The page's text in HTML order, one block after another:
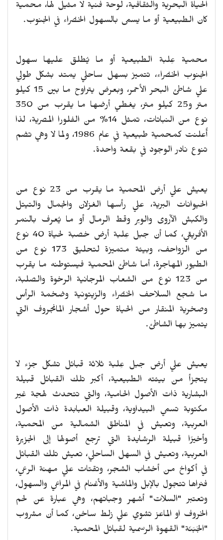
الحياة البحرية والثقافية، لوحة فنية لا مثيل لها، محمية
كان الطبيعية أو ما يسمى بالسهول الخضراء في الجنوب.
محمية عِلبة الطبيعية أو ما يُطلق عليها سهول
الجنوب الخضراء، تتميز بسهل ساحلي يمتد بشكل طولي
علي شاطئ البحر الأحمر، وبعرض يتراوح ما بين 15 كيلو
متر و25 كيلو متر، يغطي أرضها ما يقرب من 350
نوع من النباتات، تمثل 14% من الفلورا المصرية، لذا
أُعلنت كمحمية طبيعية في عام 1986، ولما لا وهي تضم
تنوع نادر الوجود في بقعة واحدة.
يعيش علي أرض المحمية ما يقرب من 23 نوع من
الحيوانات البرية، علي رأسها الغزلان والجمال والتيتل
والكبش الآروى والوبر وقط الرمال أو ما يُعرف بالنمر
الأفريقي، كما أن جبل عِلبة أرض خصبة لحياة 40 نوع
من الزواحف، وبيئة متميزة لتحليق 173 نوع من
الطيور المهاجرة، أما شاطئ المحمية فيستوطنه ما يقرب
من 123 نوع من الشعاب المرجانية الرخوة والصلبة،
ما شجع السلاحف الخضراء والزيتونية وضخمة الرأس
وصخرية المنقار من الحياة حول أشجار المانجروف التي
يتميز بها الشاطئ.
يعيش علي أرض جبل عِلبة ثلاثة قبائل تشكل جزء لا
يتجزأ من بيئته الطبيعية، أكبر تلك القبائل قبيلة
البشارية ذات الأصول الحامية، والتي تتحدث لهجة غير
مكتوبة تسمي البيداوية، وقبيلة العبابدة ذات الأصول
العربية، وتعيش في المناطق الشمالية من المحمية،
وأخيرًا قبيلة الرشايدة التي ترجع أصولها إلى الجزيرة
العربية، وتعيش في السهل الساحلي، تعيش تلك القبائل
في أكواخ من أخشاب الشجر، وتقتات علي مهنة الرعي،
فنراها تتجول بالإبل والماشية والأغنام في المراعي والسهول،
وتعتبر "السلات" أشهر وجباتهم، وهي عبارة عن لحم
الخروف او الماعز تشوي علي زلط ساخن، كما أن مشروب
"الجَبَنَة" القهوة الرسمية لقبائل المحمية.